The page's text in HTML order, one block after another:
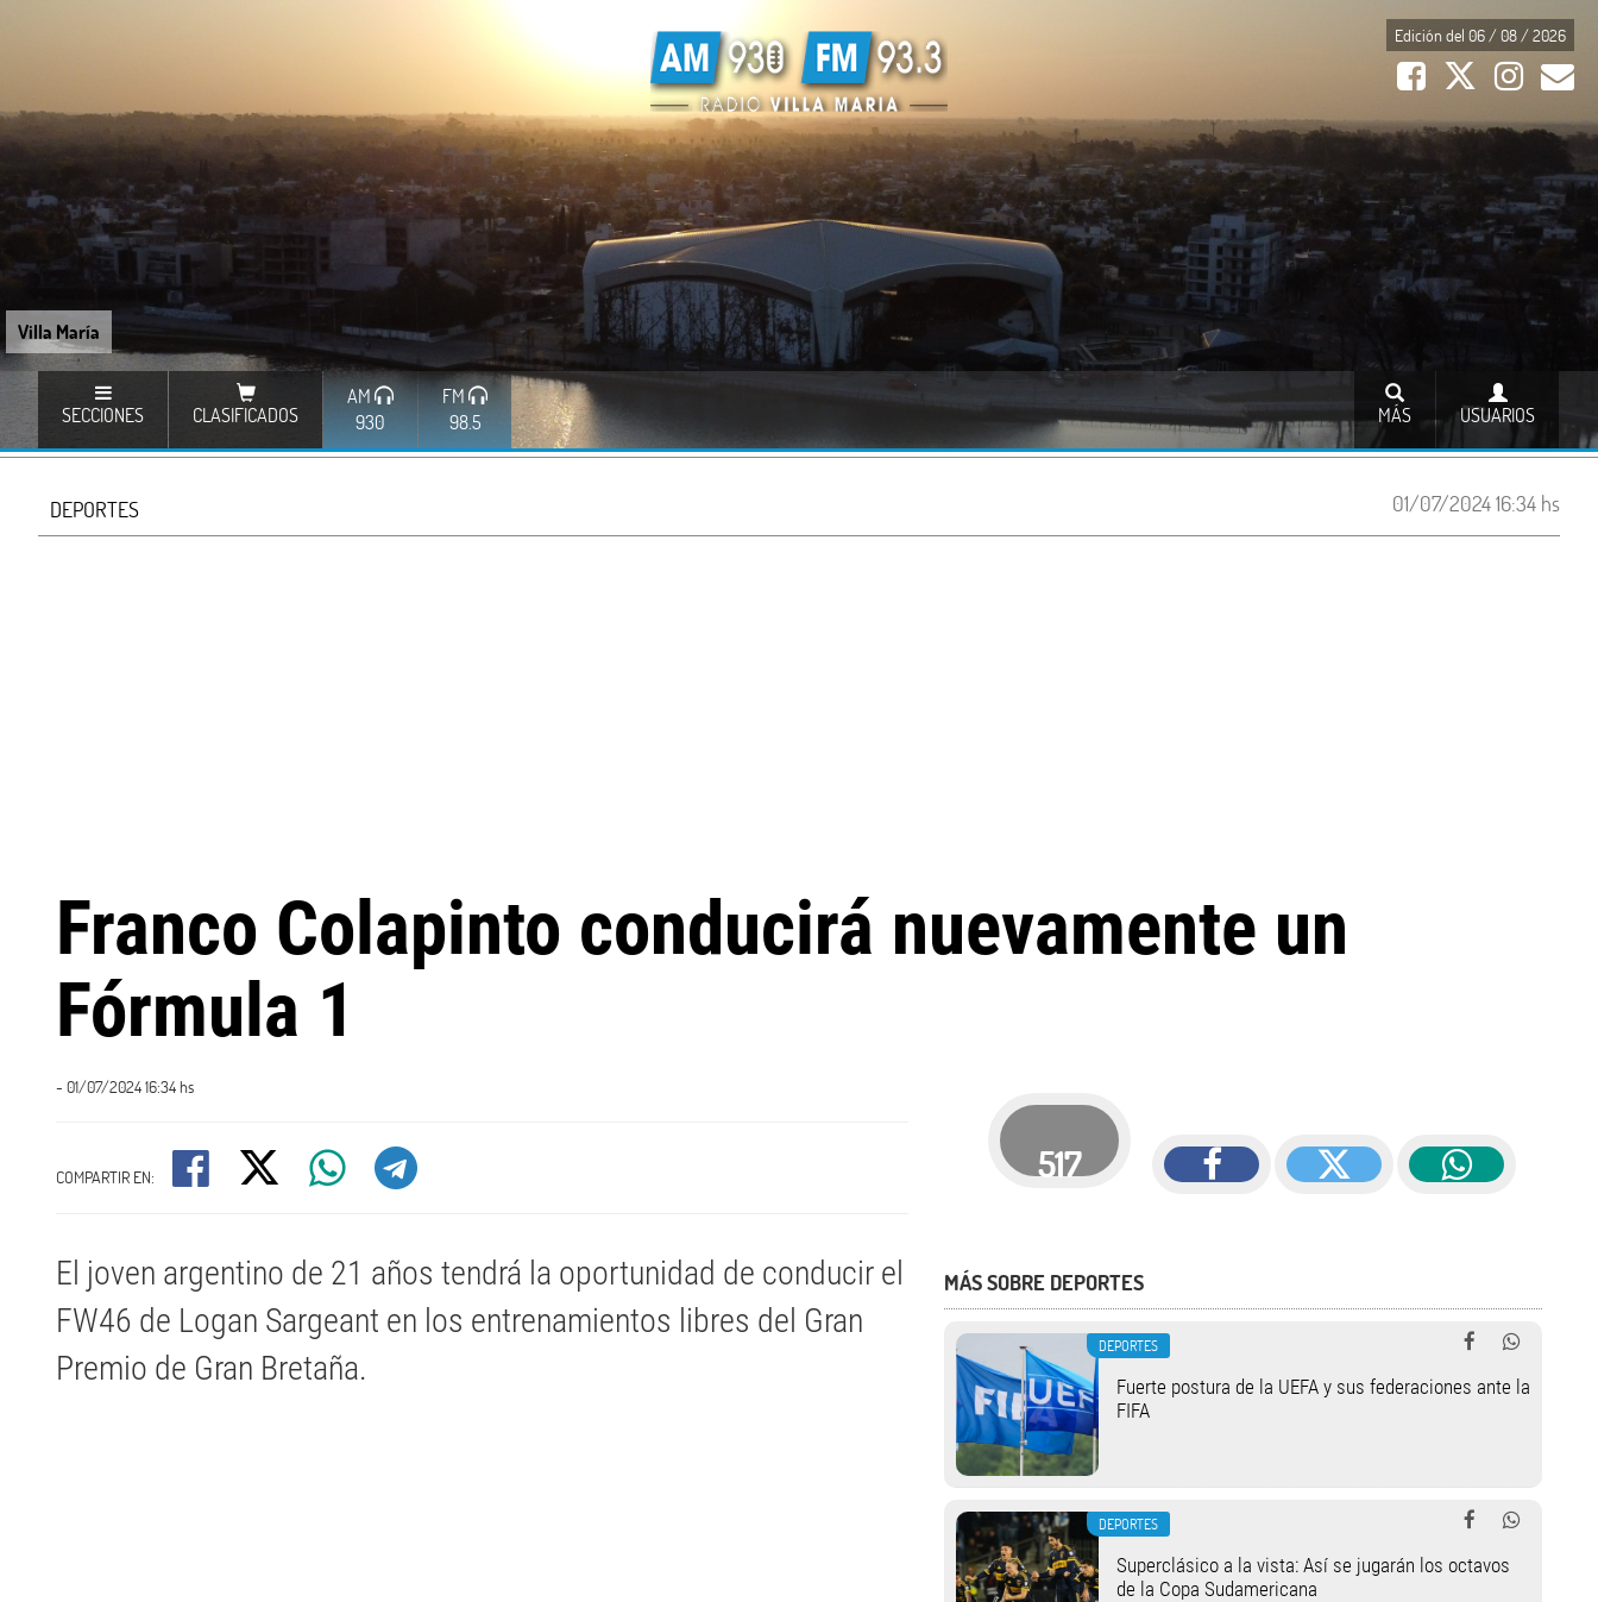
Villa María
Edición del 06 / 08 / 2026
SECCIONES CLASIFICADOS
AM
930
FM
98.5
USUARIOS
MÁS
01/07/2024 16:34 hs
DEPORTES
Franco Colapinto conducirá nuevamente un
Fórmula 1
- 01/07/2024 16:34 hs
COMPARTIR EN:
El joven argentino de 21 años tendrá la oportunidad de conducir el
FW46 de Logan Sargeant en los entrenamientos libres del Gran
Premio de Gran Bretaña.
517
MÁS SOBRE DEPORTES
DEPORTES
Fuerte postura de la UEFA y sus federaciones ante la
FIFA
DEPORTES
Superclásico a la vista: Así se jugarán los octavos
de la Copa Sudamericana